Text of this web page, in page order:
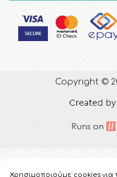
Copyright ©
Χρησιμοποιούμε cookies για